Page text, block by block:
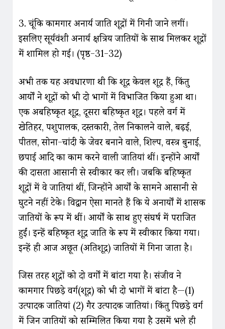
3. चूंकि कामगार अनार्य जाति शूद्रों में गिनी जाने लगीं।
इसलिए सूर्यवंशी अनार्य क्षत्रिय जातियों के साथ मिलकर शूद्रों
में शामिल हो गई। (पृष्ठ-31-32)
अभी तक यह अवधारणा थी कि शूद्र केवल शूद्र हैं, किंतु
आर्यों ने शूद्रों को भी दो भागों में विभाजित किया हुआ था।
एक अबहिष्कृत शूद्र, दूसरा बहिष्कृत शूद्र। पहले वर्ग में
खेतिहर, पशुपालक, दस्तकारी, तेल निकालने वाले, बढ़ई,
पीतल, सोना-चांदी के जेवर बनाने वाले, शिल्प, वस्त्र बुनाई,
छपाई आदि का काम करने वाली जातियां थीं। इन्होंने आर्यों
की दासता आसानी से स्वीकार कर ली। जबकि बहिष्कृत
शूद्रों में वे जातियां थीं, जिन्होंने आर्यों के सामने आसानी से
घुटने नहीं टेके। विद्वान ऐसा मानते हैं कि ये अनार्यों में शासक
जातियों के रूप में थीं। आर्यों के साथ हुए संघर्ष में पराजित
हुईं। इन्हें बहिष्कृत शूद्र जाति के रूप में स्वीकार किया गया।
इन्हें ही आज अछूत (अतिशूद्र) जातियों में गिना जाता है।
जिस तरह शूद्रों को दो वर्गों में बांटा गया है। संजीव ने
कामगार पिछड़े वर्ग(शूद्र) को भी दो भागों में बांटा है—(1)
उत्पादक जातियां (2) गैर उत्पादक जातियां। किंतु पिछड़े वर्ग
में जिन जातियों को सम्मिलित किया गया है उसमें भले ही